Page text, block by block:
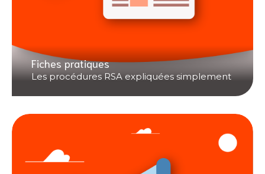
Fiches pratiques
Les procédures RSA expliquées simplement